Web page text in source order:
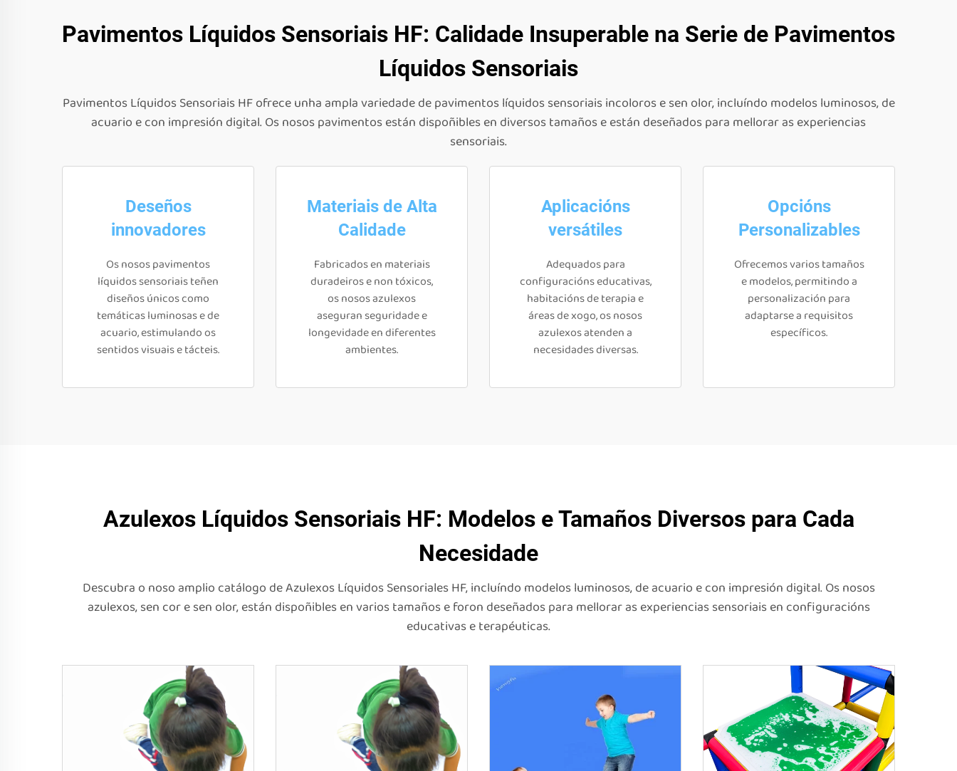
Pavimentos Líquidos Sensoriais HF: Calidade Insuperable na Serie de Pavimentos
Líquidos Sensoriais
Pavimentos Líquidos Sensoriais HF ofrece unha ampla variedade de pavimentos líquidos sensoriais incoloros e sen olor, incluíndo modelos luminosos, de
acuario e con impresión digital. Os nosos pavimentos están dispoñibles en diversos tamaños e están deseñados para mellorar as experiencias
sensoriais.
Deseños
innovadores
Os nosos pavimentos
líquidos sensoriais teñen
diseños únicos como
temáticas luminosas e de
acuario, estimulando os
sentidos visuais e tácteis.
Materiais de Alta
Calidade
Fabricados en materiais
duradeiros e non tóxicos,
os nosos azulexos
aseguran seguridade e
longevidade en diferentes
ambientes.
Aplicacións
versátiles
Adequados para
configuracións educativas,
habitacións de terapia e
áreas de xogo, os nosos
azulexos atenden a
necesidades diversas.
Opcións
Personalizables
Ofrecemos varios tamaños
e modelos, permitindo a
personalización para
adaptarse a requisitos
específicos.
Azulexos Líquidos Sensoriais HF: Modelos e Tamaños Diversos para Cada
Necesidade
Descubra o noso amplio catálogo de Azulexos Líquidos Sensoriales HF, incluíndo modelos luminosos, de acuario e con impresión digital. Os nosos
azulexos, sen cor e sen olor, están dispoñibles en varios tamaños e foron deseñados para mellorar as experiencias sensoriais en configuracións
educativas e terapéuticas.